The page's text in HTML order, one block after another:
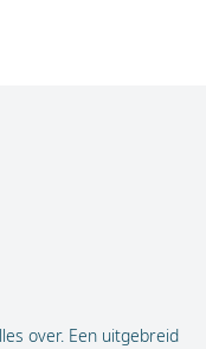
over. Een uitgebreid